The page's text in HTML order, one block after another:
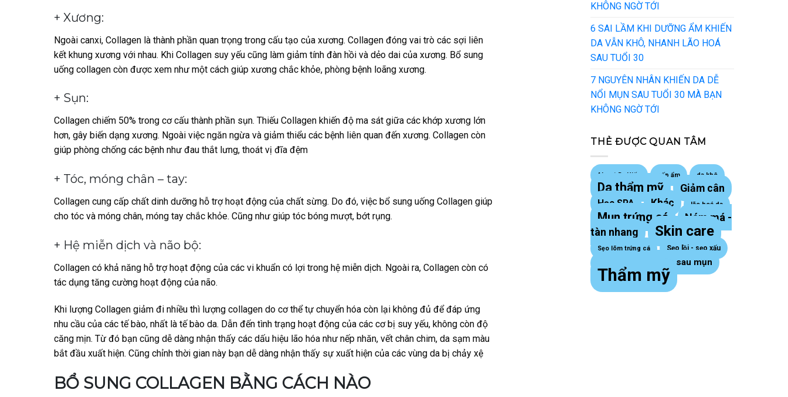
+ Xương:
Ngoài canxi, Collagen là thành phần quan trọng trong cấu tạo của xương. Collagen đóng vai trò các sợi liên
kết khung xương với nhau. Khi Collagen suy yếu cũng làm giảm tính đàn hồi và dẻo dai của xương. Bổ sung
uống collagen còn được xem như một cách giúp xương chắc khỏe, phòng bệnh loãng xương.
+ Sụn:
Collagen chiếm 50% trong cơ cấu thành phần sụn. Thiếu Collagen khiến độ ma sát giữa các khớp xương lớn
hơn, gây biến dạng xương. Ngoài việc ngăn ngừa và giảm thiểu các bệnh liên quan đến xương. Collagen còn
giúp phòng chống các bệnh như đau thắt lưng, thoát vị đĩa đệm
+ Tóc, móng chân – tay:
Collagen cung cấp chất dinh dưỡng hỗ trợ hoạt động của chất sừng. Do đó, việc bổ sung uống Collagen giúp
cho tóc và móng chân, móng tay chắc khỏe. Cũng như giúp tóc bóng mượt, bớt rụng.
+ Hệ miễn dịch và não bộ:
Collagen có khả năng hỗ trợ hoạt động của các vi khuẩn có lợi trong hệ miễn dịch. Ngoài ra, Collagen còn có
tác dụng tăng cường hoạt động của não.
Khi lượng Collagen giảm đi nhiều thì lượng collagen do cơ thể tự chuyển hóa còn lại không đủ để đáp ứng
nhu cầu của các tế bào, nhất là tế bào da. Dẫn đến tình trạng hoạt động của các cơ bị suy yếu, không còn độ
căng mịn. Từ đó bạn cũng dễ dàng nhận thấy các dấu hiệu lão hóa như nếp nhăn, vết chân chim, da sạm màu
bắt đầu xuất hiện. Cũng chỉnh thời gian này bạn dễ dàng nhận thấy sự xuất hiện của các vùng da bị chảy xệ
BỔ SUNG COLLAGEN BẰNG CÁCH NÀO
KHÔNG NGỜ TỚI
6 SAI LẦM KHI DƯỠNG ẨM KHIẾN
DA VẪN KHÔ, NHANH LÃO HOÁ
SAU TUỔI 30
7 NGUYÊN NHÂN KHIẾN DA DỄ
NỔI MỤN SAU TUỔI 30 MÀ BẠN
KHÔNG NGỜ TỚI
THẺ ĐƯỢC QUAN TÂM
About Dr Hiếu cấp ẩm da khô
Da thẩm mỹ Giảm cân
Học SPA Khác lão hoá da
Mụn trứng cá
Nám má -
tàn nhang
Skin care
Sẹo lõm trứng cá Sẹo lồi - sẹo xấu
Thâm sau mụn
Thẩm mỹ